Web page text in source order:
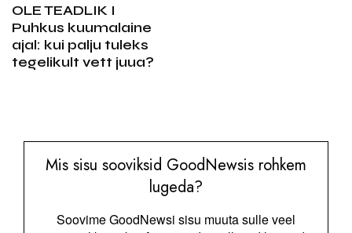
OLE TEADLIK I
Puhkus kuumalaine
ajal: kui palju tuleks
tegelikult vett juua?
Mis sisu sooviksid GoodNewsis rohkem
lugeda?
Soovime GoodNewsi sisu muuta sulle veel